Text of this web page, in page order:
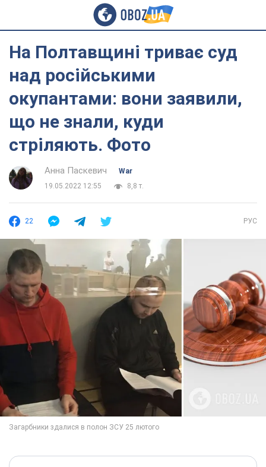
На Полтавщині триває суд
над російськими
окупантами: вони заявили,
що не знали, куди
стріляють. Фото
Анна Паскевич
War
19.05.2022 12:55
8,8 т.
22 РУС